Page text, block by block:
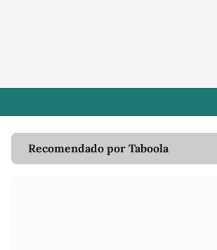
Recomendado por Taboola